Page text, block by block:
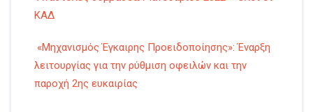
ΚΑΔ
«Μηχανισμός Έγκαιρης Προειδοποίησης»: Έναρξη
λειτουργίας για την ρύθμιση οφειλών και την
παροχή 2ης ευκαιρίας